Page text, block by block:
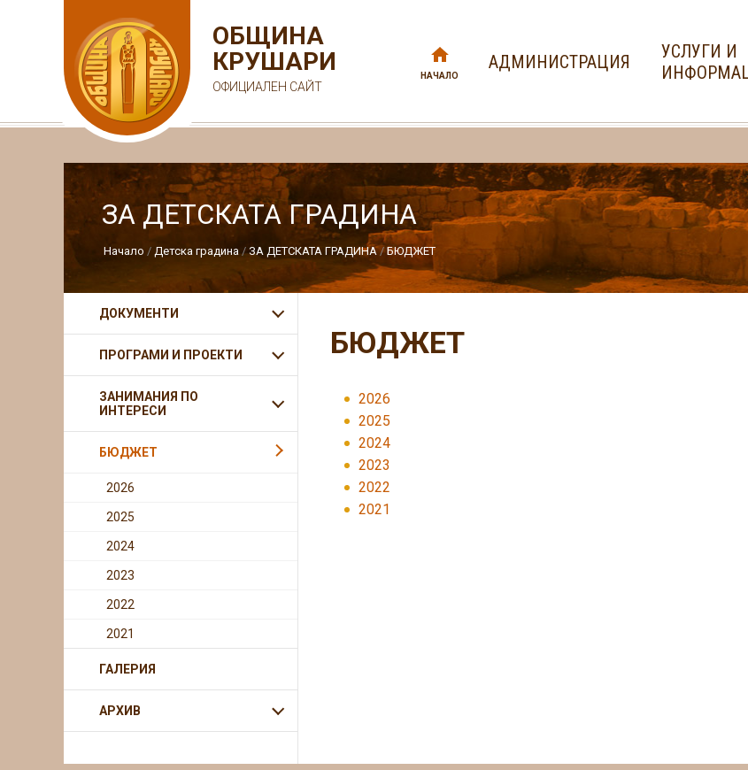
ОБЩИНА
КРУШАРИ
ОФИЦИАЛЕН САЙТ
НАЧАЛО
АДМИНИСТРАЦИЯ
УСЛУГИ И
ЗА ДЕТСКАТА ГРАДИНА
Начало Детска градина ЗА ДЕТСКАТА ГРАДИНА БЮДЖЕТ
БЮДЖЕТ
2026
2025
2024
2023
2022
2021
ДОКУМЕНТИ
ПРОГРАМИ И ПРОЕКТИ
ЗАНИМАНИЯ ПО
ИНТЕРЕСИ
БЮДЖЕТ
2026
2025
2024
2023
2022
2021
ГАЛЕРИЯ
АРХИВ